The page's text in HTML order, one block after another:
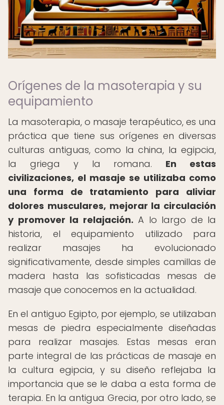
Orígenes de la masoterapia y su
equipamiento
La masoterapia, o masaje terapéutico, es una
práctica que tiene sus orígenes en diversas
culturas antiguas, como la china, la egipcia,
la griega y la romana. En estas
civilizaciones, el masaje se utilizaba como
una forma de tratamiento para aliviar
dolores musculares, mejorar la circulación
y promover la relajación. A lo largo de la
historia, el equipamiento utilizado para
realizar masajes ha evolucionado
significativamente, desde simples camillas de
madera hasta las sofisticadas mesas de
masaje que conocemos en la actualidad.
En el antiguo Egipto, por ejemplo, se utilizaban
mesas de piedra especialmente diseñadas
para realizar masajes. Estas mesas eran
parte integral de las prácticas de masaje en
la cultura egipcia, y su diseño reflejaba la
importancia que se le daba a esta forma de
terapia. En la antigua Grecia, por otro lado, se